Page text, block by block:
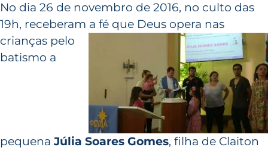
No dia 26 de novembro de 2016, no culto das
19h, receberam a fé que Deus opera nas
crianças pelo
batismo a
pequenaJúlia Soares Gomes, filha de Claiton